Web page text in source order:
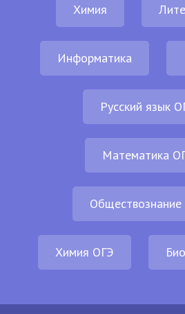
Химия
Информатика
Русский язык
Математика
Химия ОГЭ